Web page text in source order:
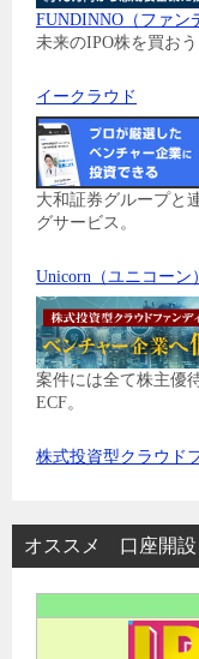
FUNDINNO（ファン
未来のIPO株を買おう
イークラウド
大和証券グループと
グサービス。
Unicorn（ユニコーン）
案件には全て株主優
ECF。
株式投資型クラウド
オススメ 口座開設